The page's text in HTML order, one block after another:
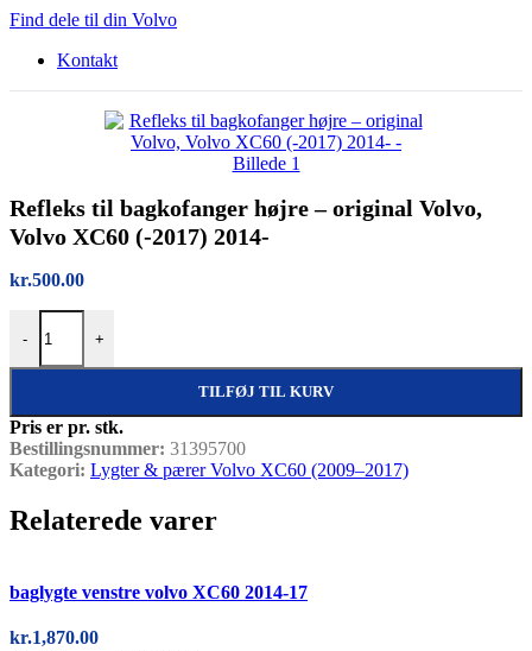
Find dele til din Volvo
Kontakt
Refleks til bagkofanger højre – original Volvo,
Volvo XC60 (-2017) 2014-
kr.500.00
-
Refleks til bagkofanger højre – original Volvo, Volvo XC60 (-2017)
+
TILFØJ TIL KURV
Pris er pr. stk.
Bestillingsnummer: 31395700
Kategori: Lygter & pærer Volvo XC60 (2009–2017)
Relaterede varer
baglygte venstre volvo XC60 2014-17
kr.1,870.00